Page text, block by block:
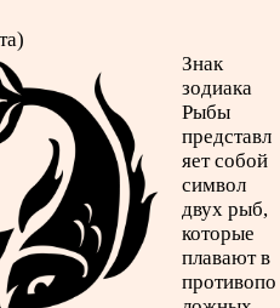
Знак
зодиака
Рыбы
представл
яет собой
символ
двух рыб,
которые
плавают в
противопо